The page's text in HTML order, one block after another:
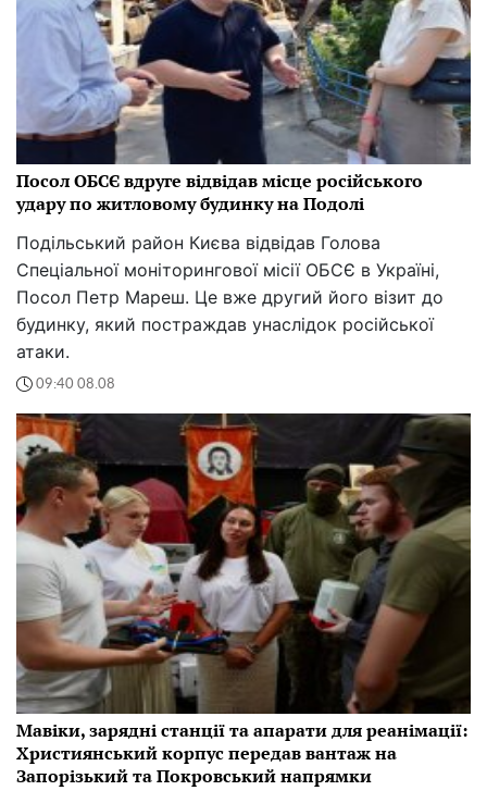
Посол ОБСЄ вдруге відвідав місце російського
удару по житловому будинку на Подолі
Подільський район Києва відвідав Голова
Спеціальної моніторингової місії ОБСЄ в Україні,
Посол Петр Мареш. Це вже другий його візит до
будинку, який постраждав унаслідок російської
атаки.
09:40 08.08
Мавіки, зарядні станції та апарати для реанімації:
Християнський корпус передав вантаж на
Запорізький та Покровський напрямки